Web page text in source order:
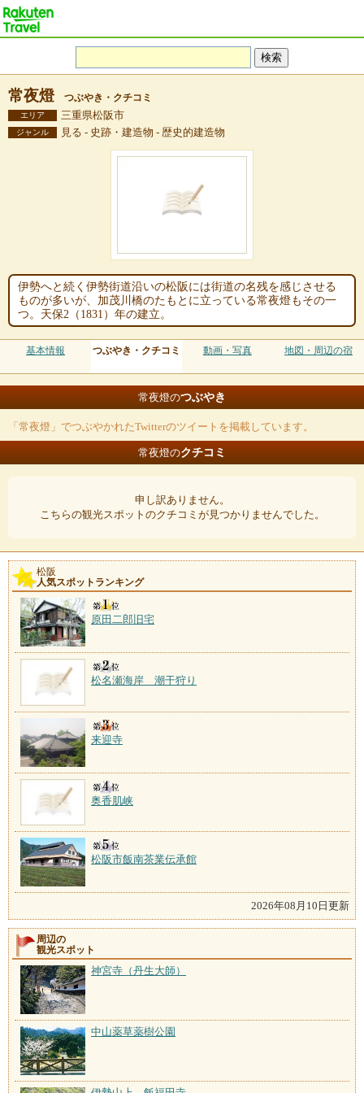
常夜燈 つぶやき・クチコミ
エリア 三重県松阪市
ジャンル 見る - 史跡・建造物 - 歴史的建造物
伊勢へと続く伊勢街道沿いの松阪には街道の名残を感じさせる
ものが多いが、加茂川橋のたもとに立っている常夜燈もその一
つ。天保2（1831）年の建立。
基本情報 つぶやき・クチコミ 動画・写真 地図・周辺の宿
常夜燈のつぶやき
「常夜燈」でつぶやかれたTwitterのツイートを掲載しています。
常夜燈のクチコミ
申し訳ありません。
こちらの観光スポットのクチコミが見つかりませんでした。
松阪
人気スポットランキング
原田二郎旧宅
松名瀬海岸 潮干狩り
来迎寺
奥香肌峡
松阪市飯南茶業伝承館
2026年08月10日更新
周辺の
観光スポット
神宮寺（丹生大師）
中山薬草薬樹公園